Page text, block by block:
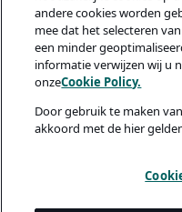
andere cookies worden
mee dat het selecteren
een minder
informatie verwijzen wij u
onzeCookie Policy.
Door gebruik te maken
akkoord met de hier